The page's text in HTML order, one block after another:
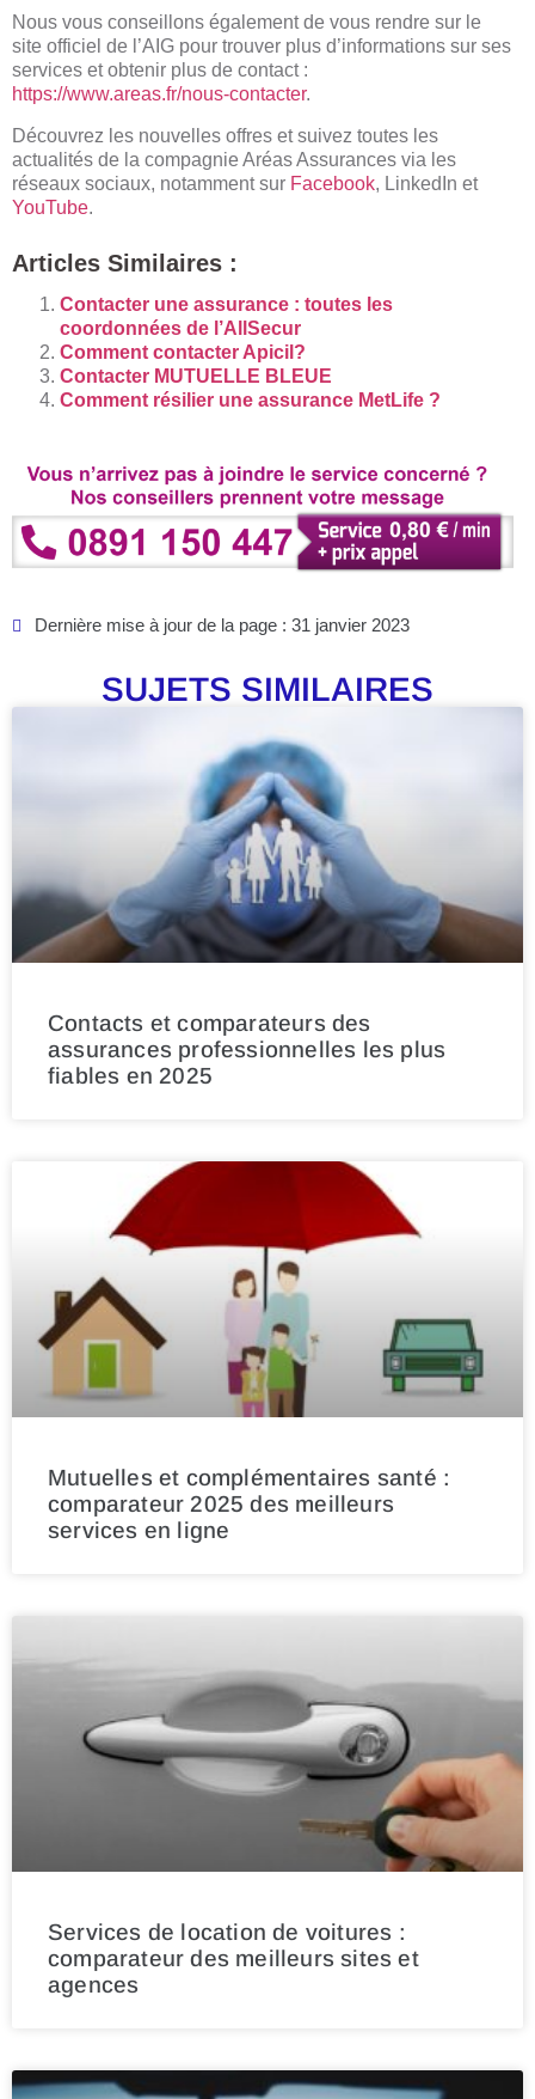
Nous vous conseillons également de vous rendre sur le
site officiel de l’AIG pour trouver plus d’informations sur ses
services et obtenir plus de contact :
https://www.areas.fr/nous-contacter.
Découvrez les nouvelles offres et suivez toutes les
actualités de la compagnie Aréas Assurances via les
réseaux sociaux, notamment sur Facebook, LinkedIn et
YouTube.
Articles Similaires :
Contacter une assurance : toutes les
coordonnées de l’AllSecur
Comment contacter Apicil?
Contacter MUTUELLE BLEUE
Comment résilier une assurance MetLife ?
Dernière mise à jour de la page : 31 janvier 2023
SUJETS SIMILAIRES
Contacts et comparateurs des
assurances professionnelles les plus
fiables en 2025
Mutuelles et complémentaires santé :
comparateur 2025 des meilleurs
services en ligne
Services de location de voitures :
comparateur des meilleurs sites et
agences